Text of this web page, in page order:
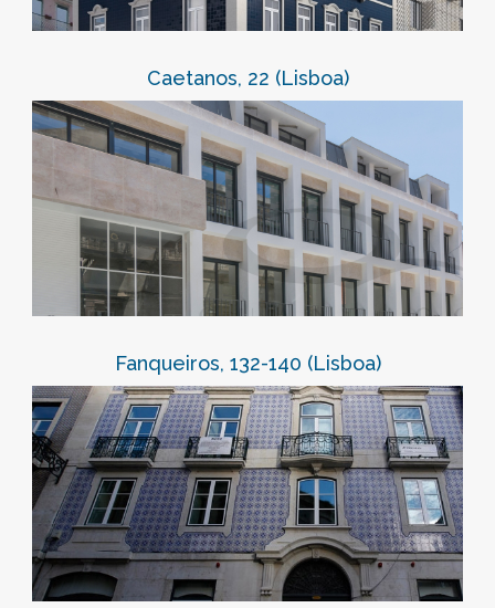
Caetanos, 22 (Lisboa)
Fanqueiros, 132-140 (Lisboa)